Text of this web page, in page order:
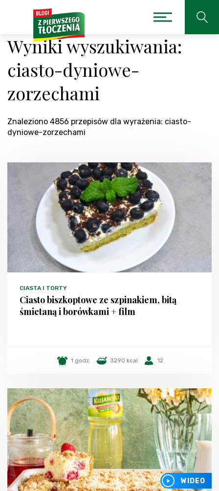
Wyniki wyszukiwania:
ciasto-dyniowe-
zorzechami
Znaleziono 4856 przepisów dla wyrażenia: ciasto-
dyniowe-zorzechami
CIASTA I TORTY
Ciasto biszkoptowe ze szpinakiem, bitą
śmietaną i borówkami + film
1 godz. 3290 kcal 12
WIDEO